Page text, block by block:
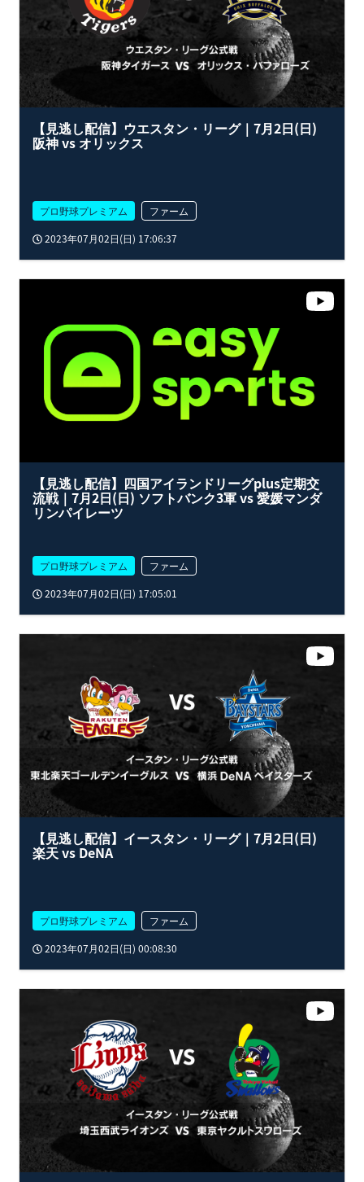
【見逃し配信】ウエスタン・リーグ｜7月2日(日)
阪神 vs オリックス
プロ野球プレミアム
ファーム
2023年07月02日(日) 17:06:37
【見逃し配信】四国アイランドリーグplus定期交
流戦｜7月2日(日) ソフトバンク3軍 vs 愛媛マンダ
リンパイレーツ
プロ野球プレミアム
ファーム
2023年07月02日(日) 17:05:01
【見逃し配信】イースタン・リーグ｜7月2日(日)
楽天 vs DeNA
プロ野球プレミアム
ファーム
2023年07月02日(日) 00:08:30